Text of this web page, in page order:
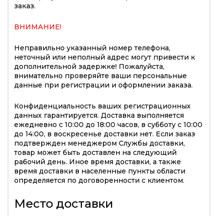
заказ.
ВНИМАНИЕ!
Неправильно указанный номер телефона,
неточный или неполный адрес могут привести к
дополнительной задержке! Пожалуйста,
внимательно проверяйте ваши персональные
данные при регистрации и оформлении заказа.
Конфиденциальность ваших регистрационных
данных гарантируется. Доставка выполняется
ежедневно с 10:00 до 18:00 часов, в субботу с 10:00
до 14:00, в воскресенье доставки нет. Если заказ
подтвержден менеджером Службы доставки,
товар может быть доставлен на следующий
рабочий день. Иное время доставки, а также
время доставки в населенные пункты области
определяется по договоренности с клиентом.
Место доставки